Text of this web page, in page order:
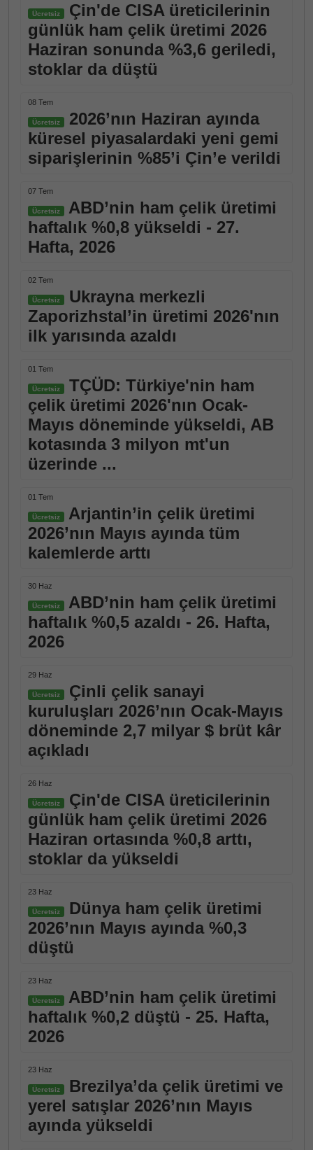
Ücretsiz
Çin'de CISA üreticilerinin
günlük ham çelik üretimi 2026
Haziran sonunda %3,6 geriledi,
stoklar da düştü
08 Tem
Ücretsiz
2026’nın Haziran ayında
küresel piyasalardaki yeni gemi
siparişlerinin %85’i Çin’e verildi
07 Tem
Ücretsiz
ABD’nin ham çelik üretimi
haftalık %0,8 yükseldi - 27.
Hafta, 2026
02 Tem
Ücretsiz
Ukrayna merkezli
Zaporizhstal’in üretimi 2026'nın
ilk yarısında azaldı
01 Tem
Ücretsiz
TÇÜD: Türkiye'nin ham
çelik üretimi 2026'nın Ocak-
Mayıs döneminde yükseldi, AB
kotasında 3 milyon mt'un
üzerinde ...
01 Tem
Ücretsiz
Arjantin’in çelik üretimi
2026’nın Mayıs ayında tüm
kalemlerde arttı
30 Haz
Ücretsiz
ABD’nin ham çelik üretimi
haftalık %0,5 azaldı - 26. Hafta,
2026
29 Haz
Ücretsiz
Çinli çelik sanayi
kuruluşları 2026’nın Ocak-Mayıs
döneminde 2,7 milyar $ brüt kâr
açıkladı
26 Haz
Ücretsiz
Çin'de CISA üreticilerinin
günlük ham çelik üretimi 2026
Haziran ortasında %0,8 arttı,
stoklar da yükseldi
23 Haz
Ücretsiz
Dünya ham çelik üretimi
2026’nın Mayıs ayında %0,3
düştü
23 Haz
Ücretsiz
ABD’nin ham çelik üretimi
haftalık %0,2 düştü - 25. Hafta,
2026
23 Haz
Ücretsiz
Brezilya’da çelik üretimi ve
yerel satışlar 2026’nın Mayıs
ayında yükseldi